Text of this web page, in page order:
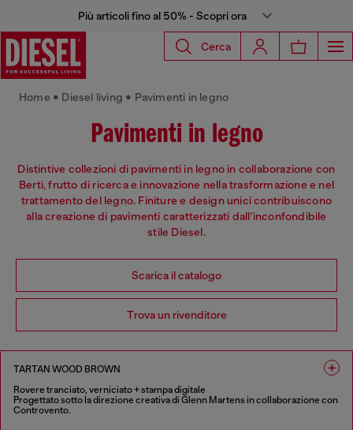
Più articoli fino al 50% - Scopri ora
Cerca
Pavimenti in legno
Distintive collezioni di pavimenti in legno in collaborazione con
Berti, frutto di ricerca e innovazione nella trasformazione e nel
trattamento del legno. Finiture e design unici contribuiscono
alla creazione di pavimenti caratterizzati dall'inconfondibile
stile Diesel.
Scarica il catalogo
Trova un rivenditore
Home • Diesel living • Pavimenti in legno
TARTAN WOOD BROWN
Rovere tranciato, verniciato + stampa digitale
Progettato sotto la direzione creativa di Glenn Martens in collaborazione con
Controvento.